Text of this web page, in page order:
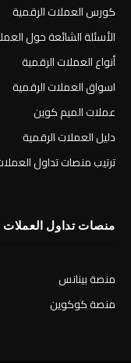
كورس العملات الرقمية
الأسئلة الشائعة حول
أنواع العملات الرقمية
اسواق العملات الرقمية
عملات الميم كوين
دليل العملات الرقمية
ترتيب منصات تداول
منصات تداول العملات
منصة بينانس
منصة كوكوين